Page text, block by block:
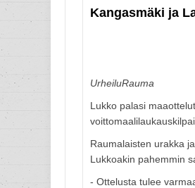
Kangasmäki ja
UrheiluRauma
Lukko palasi
Raumalaisten urakka
Lukkoakin pahemmin
- Ottelusta tulee